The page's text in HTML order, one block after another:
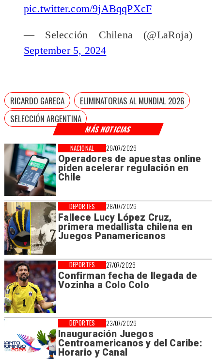
MÁS NOTICIAS
29/07/2026
Operadores de apuestas online
piden acelerar regulación en
Chile
NACIONAL
28/07/2026
Fallece Lucy López Cruz,
primera medallista chilena en
Juegos Panamericanos
DEPORTES
27/07/2026
Confirman fecha de llegada de
Vozinha a Colo Colo
DEPORTES
23/07/2026
Inauguración Juegos
Centroamericanos y del Caribe:
Horario y Canal
DEPORTES
pic.twitter.com/9jABqqPXcF
— Selección Chilena (@LaRoja)
September 5, 2024
RICARDO GARECA
ELIMINATORIAS AL MUNDIAL 2026
SELECCIÓN ARGENTINA